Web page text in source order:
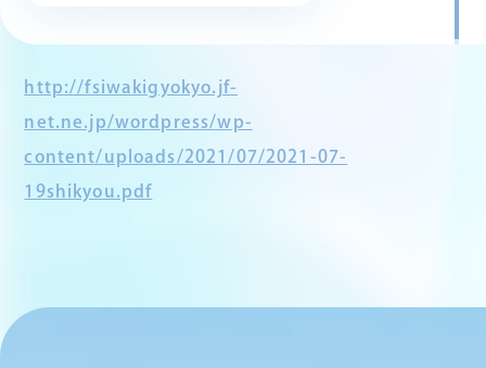
http://fsiwakigyokyo.jf-
net.ne.jp/wordpress/wp-
content/uploads/2021/07/2021-07-
19shikyou.pdf